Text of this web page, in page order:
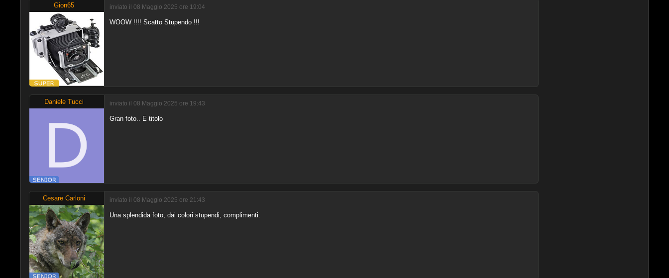
Gion65 inviato il 08 Maggio 2025 ore 19:04
WOOW !!!! Scatto Stupendo !!!
Daniele Tucci inviato il 08 Maggio 2025 ore 19:43
Gran foto.. E titolo
Cesare Carloni inviato il 08 Maggio 2025 ore 21:43
Una splendida foto, dai colori stupendi, complimenti.